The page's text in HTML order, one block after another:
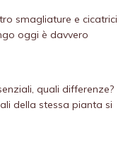
smagliature e cicatrici
oggi è davvero
quali differenze?
della stessa pianta si